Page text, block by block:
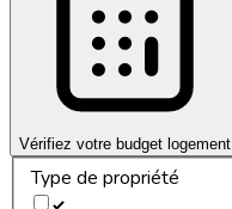
Vérifiez votre budget logement
Type de propriété